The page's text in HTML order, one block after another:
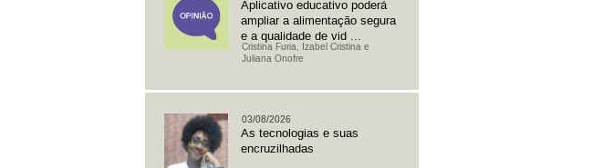
Cristina Furia, Izabel Cristina e
Juliana Onofre
Aplicativo educativo poderá
ampliar a alimentação segura
e a qualidade de vid ...
03/08/2026
As tecnologias e suas
encruzilhadas